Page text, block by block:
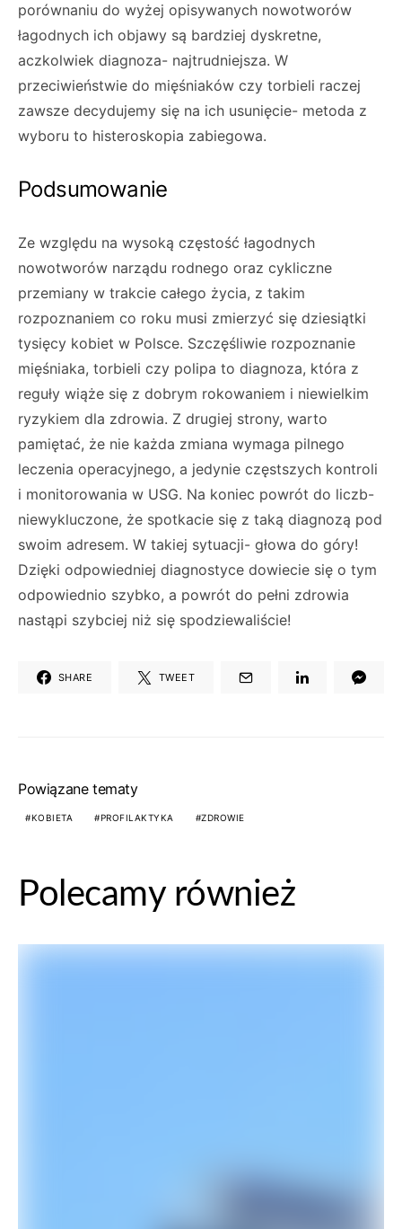
porównaniu do wyżej opisywanych nowotworów
łagodnych ich objawy są bardziej dyskretne,
aczkolwiek diagnoza- najtrudniejsza. W
przeciwieństwie do mięśniaków czy torbieli raczej
zawsze decydujemy się na ich usunięcie- metoda z
wyboru to histeroskopia zabiegowa.
Podsumowanie
Ze względu na wysoką częstość łagodnych
nowotworów narządu rodnego oraz cykliczne
przemiany w trakcie całego życia, z takim
rozpoznaniem co roku musi zmierzyć się dziesiątki
tysięcy kobiet w Polsce. Szczęśliwie rozpoznanie
mięśniaka, torbieli czy polipa to diagnoza, która z
reguły wiąże się z dobrym rokowaniem i niewielkim
ryzykiem dla zdrowia. Z drugiej strony, warto
pamiętać, że nie każda zmiana wymaga pilnego
leczenia operacyjnego, a jedynie częstszych kontroli
i monitorowania w USG. Na koniec powrót do liczb-
niewykluczone, że spotkacie się z taką diagnozą pod
swoim adresem. W takiej sytuacji- głowa do góry!
Dzięki odpowiedniej diagnostyce dowiecie się o tym
odpowiednio szybko, a powrót do pełni zdrowia
nastąpi szybciej niż się spodziewaliście!
SHARE TWEET
Powiązane tematy
KOBIETA PROFILAKTYKA ZDROWIE
Polecamy również